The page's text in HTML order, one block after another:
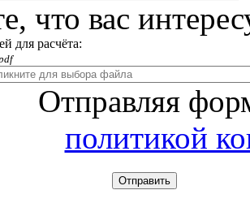
что вас
для расчёта:
Отправляя
политикой
Отправить